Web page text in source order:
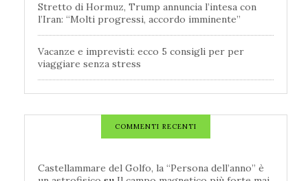
Stretto di Hormuz, Trump annuncia l’intesa con
l’Iran: “Molti progressi, accordo imminente”
Vacanze e imprevisti: ecco 5 consigli per per
viaggiare senza stress
COMMENTI RECENTI
Castellammare del Golfo, la “Persona dell’anno” è